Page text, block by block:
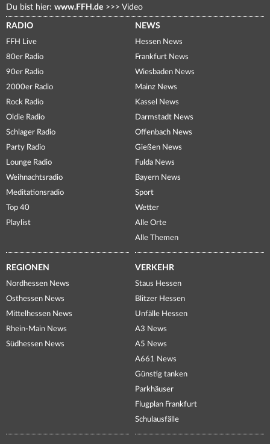
Du bist hier: www.FFH.de >>> Video
RADIO
FFH Live
80er Radio
90er Radio
2000er Radio
Rock Radio
Oldie Radio
Schlager Radio
Party Radio
Lounge Radio
Weihnachtsradio
Meditationsradio
Top 40
Playlist
NEWS
Hessen News
Frankfurt News
Wiesbaden News
Mainz News
Kassel News
Darmstadt News
Offenbach News
Gießen News
Fulda News
Bayern News
Sport
Wetter
Alle Orte
Alle Themen
REGIONEN
Nordhessen News
Osthessen News
Mittelhessen News
Rhein-Main News
Südhessen News
VERKEHR
Staus Hessen
Blitzer Hessen
Unfälle Hessen
A3 News
A5 News
A661 News
Günstig tanken
Parkhäuser
Flugplan Frankfurt
Schulausfälle